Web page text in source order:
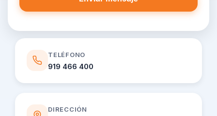
TELÉFONO
919 466 400
DIRECCIÓN